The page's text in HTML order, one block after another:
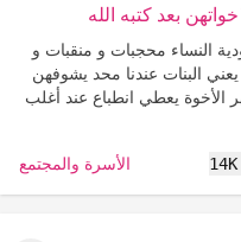
بعد كتبه الله
النساء محجبات و منقبات و
البنات عندنا محد يشوفهن
الأخوة يعطي انطباع عند أغلب
14K الأسرة والمجتمع